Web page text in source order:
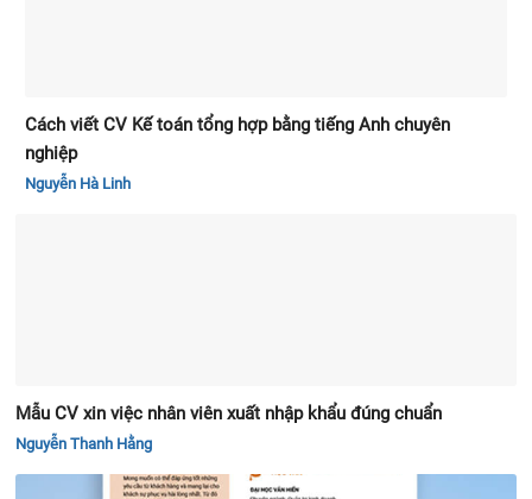
nghiệp
Nguyễn Hà Linh
Nguyễn Thanh Hằng